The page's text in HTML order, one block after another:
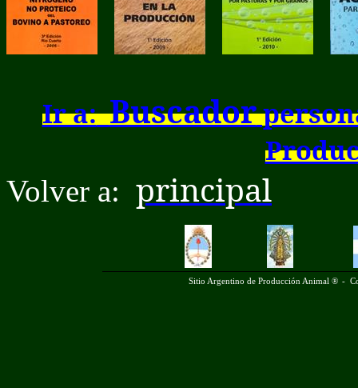
Ir a: Buscador
Volver a: principal
Sitio Argentino de Producción Animal ® -